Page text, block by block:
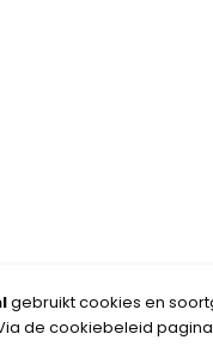
gebruikt cookies en
de cookiebeleid